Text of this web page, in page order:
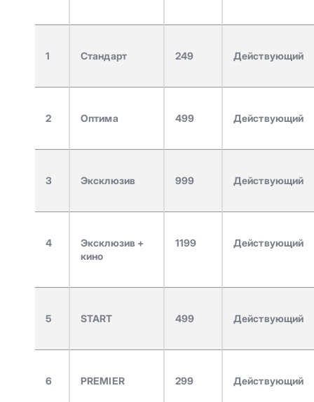
1 Стандарт 249 Действующий
2 Оптима 499 Действующий
3 Эксклюзив 999 Действующий
4
Эксклюзив +
кино
1199 Действующий
5 START 499 Действующий
6 PREMIER 299 Действующий